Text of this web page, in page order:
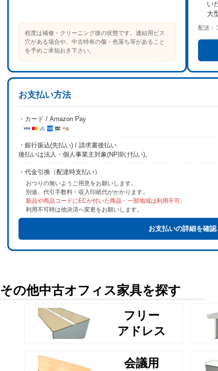
程度は補修・クリーニング後の状態です。連結用ビス
穴がある場合や、中古特有の傷・色落ち等があること
を予めご承知おき下さい。
い
大
配送：
お支払い方法
・カード / Amazon Pay
・銀行振込(先払い) / 請求書後払い
後払いは法人・個人事業主対象(NP掛け払い)。
・代金引換（配達時支払い）
おつりの無いようご用意をお願いします。
別途、代引手数料・収入印紙代がかかります。
新品や商品コードにECが付いた商品・一部地域は利用不可。
利用不可時は他決済へ変更をお願いします。
お支払いの詳細を確認
その他中古オフィス家具を探す
フリー
アドレス
会議用